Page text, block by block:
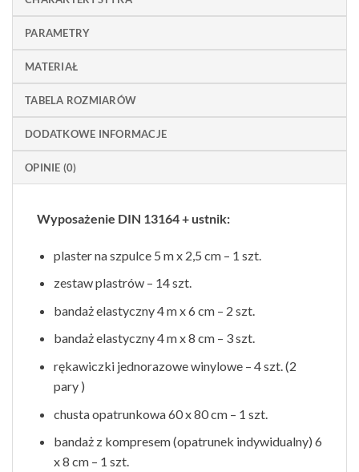
PARAMETRY
MATERIAŁ
TABELA ROZMIARÓW
DODATKOWE INFORMACJE
OPINIE (0)
Wyposażenie DIN 13164 + ustnik:
plaster na szpulce 5 m x 2,5 cm – 1 szt.
zestaw plastrów – 14 szt.
bandaż elastyczny 4 m x 6 cm – 2 szt.
bandaż elastyczny 4 m x 8 cm – 3 szt.
rękawiczki jednorazowe winylowe – 4 szt. (2
pary )
chusta opatrunkowa 60 x 80 cm – 1 szt.
bandaż z kompresem (opatrunek indywidualny) 6
x 8 cm – 1 szt.